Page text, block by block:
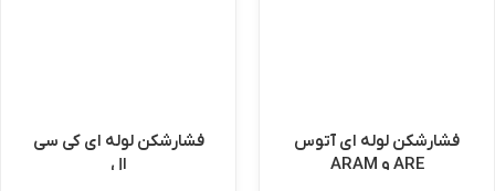
فشارشکن لوله ای آتوس
ARE و ARAM
فشارشکن لوله ای کی سی
ال